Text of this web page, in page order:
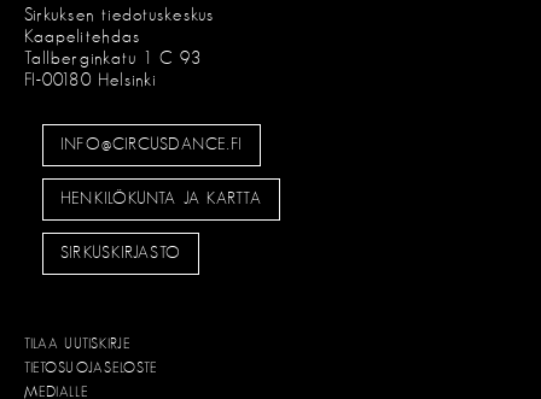
Sirkuksen tiedotuskeskus
Kaapelitehdas
Tallberginkatu 1 C 93
FI-00180 Helsinki
INFO@CIRCUSDANCE.FI
HENKILÖKUNTA JA KARTTA
SIRKUSKIRJASTO
TILAA UUTISKIRJE
TIETOSUOJASELOSTE
MEDIALLE